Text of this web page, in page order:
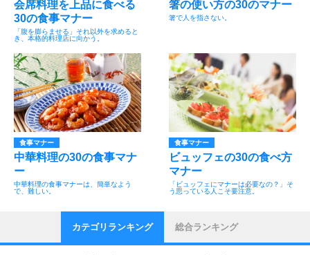
会席料理を上品に食べる
30の食事マナー
「腹を膨らませる」それ以外を求めると
き、本格的料理店に向かう。
箸の使い方の30のマナー
箸で人を指さない。
食事マナー
中華料理の30の食事マナ
ー
中華料理の食事マナーは、簡単なよう
で、難しい。
食事マナー
ビュッフェの30の食べ方
マナー
「ビュッフェにマナーは必要なの？」そ
う思っている人こそ要注意。
カテゴリランキング 総合ランキング